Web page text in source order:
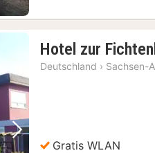
Nächstes Bild
Hotel zur
Deutschland › Sachsen-
Gratis WLAN